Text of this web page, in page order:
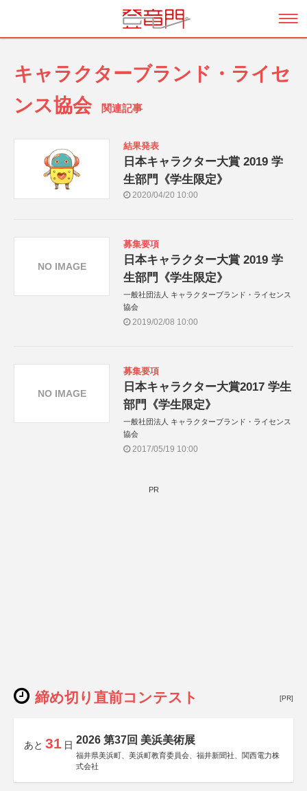
キャラクターブランド・ライセ
ンス協会
関連記事
結果発表
日本キャラクター大賞 2019 学
生部門《学生限定》
2020/04/20 10:00
募集要項
日本キャラクター大賞 2019 学
生部門《学生限定》
一般社団法人 キャラクターブランド・ライセンス
協会
2019/02/08 10:00
NO IMAGE
募集要項
日本キャラクター大賞2017 学生
部門《学生限定》
一般社団法人 キャラクターブランド・ライセンス
協会
2017/05/19 10:00
NO IMAGE
PR
締め切り直前コンテスト [PR]
あと 31 日 2026 第37回 美浜美術展
福井県美浜町、美浜町教育委員会、福井新聞社、関西電力株
式会社